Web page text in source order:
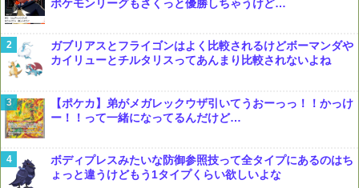
ポケモンリーグもさくっと優勝しちゃうけど…
ガブリアスとフライゴンはよく比較されるけどボーマンダや
カイリューとチルタリスってあんまり比較されないよね
【ポケカ】弟がメガレックウザ引いてうおーっっ！！かっけ
ー！！って一緒になってるんだけど…
ボディプレスみたいな防御参照技って全タイプにあるのはち
ょっと違うけどもう1タイプくらい欲しいよな